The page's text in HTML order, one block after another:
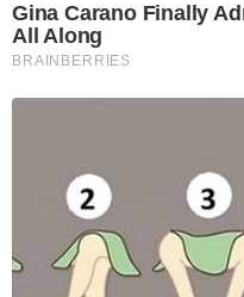
Gina Carano Finally
All Along
BRAINBERRIES